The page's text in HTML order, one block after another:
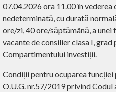
07.04.2026 ora 11.00 în
nedeterminată, cudurată
ore/zi, 40 ore/săptămână,a unei
vacante de consilier clasa I,
Compartimentului investiții.
Condiții pentru ocuparea
O.U.G. nr.57/2019 privind